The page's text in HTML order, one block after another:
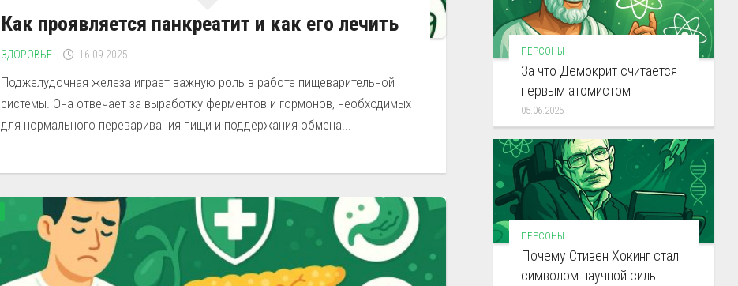
Как проявляется панкреатит и как его лечить
ЗДОРОВЬЕ 16.09.2025
Поджелудочная железа играет важную роль в работе пищеварительной
системы. Она отвечает за выработку ферментов и гормонов, необходимых
для нормального переваривания пищи и поддержания обмена...
ПЕРСОНЫ
За что Демокрит считается
первым атомистом
05.06.2025
ПЕРСОНЫ
Почему Стивен Хокинг стал
символом научной силы